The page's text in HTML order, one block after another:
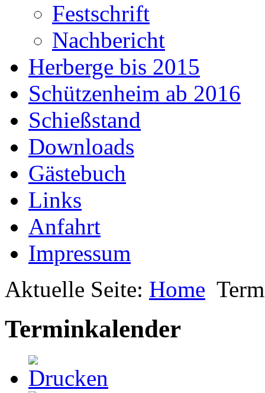
Festschrift
Nachbericht
Herberge bis 2015
Schützenheim ab 2016
Schießstand
Downloads
Gästebuch
Links
Anfahrt
Impressum
Aktuelle Seite: Home
Terminkalender